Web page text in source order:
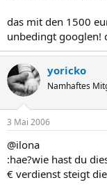
das mit den 1500
unbedingt googlen!
yoricko
Namhaftes
3 Mai 2006
@ilona
:hae?wie hast du
€ verdienst steigt